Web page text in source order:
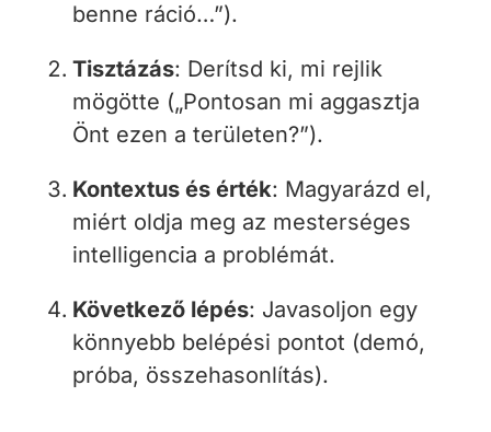
benne ráció…”).
Tisztázás: Derítsd ki, mi rejlik
mögötte („Pontosan mi aggasztja
Önt ezen a területen?”).
Kontextus és érték: Magyarázd el,
miért oldja meg az mesterséges
intelligencia a problémát.
Következő lépés: Javasoljon egy
könnyebb belépési pontot (demó,
próba, összehasonlítás).